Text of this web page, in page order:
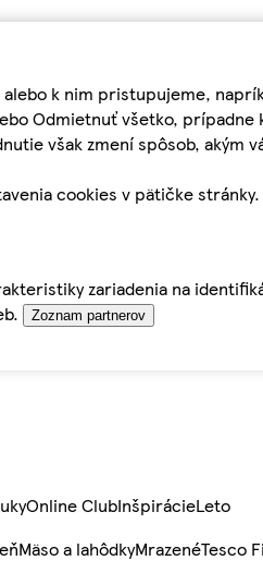
k nim pristupujeme,
Odmietnuť všetko, prípadne
však zmení spôsob, akým
cookies v pätičke stránky.
zariadenia na
Zoznam partnerov
Online ClubInšpirácieLeto
Mäso a lahôdkyMrazenéTesco